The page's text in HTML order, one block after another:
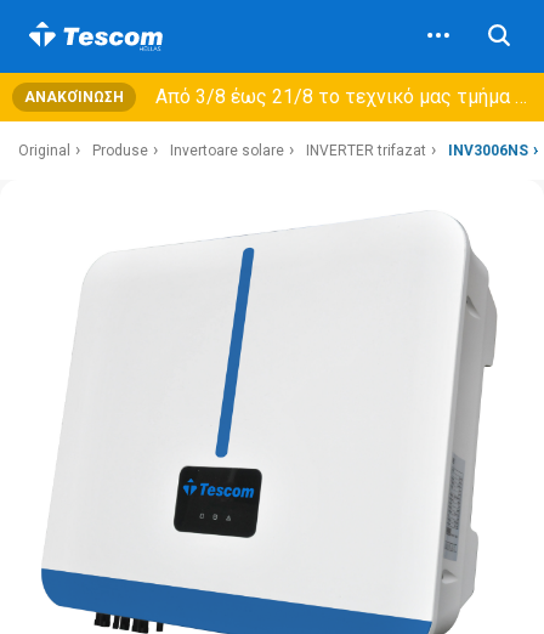
ΑΝΑΚΟΊΝΩΣΗ Από 3/8 έως 21/8 τo τεχνικό μας τμήμα θα εξυπηρετεί μόνο συμβόλαια συντήρησης και όχι νέες παραλαβές →
Original Produse Invertoare solare INVERTER trifazat INV3006NS